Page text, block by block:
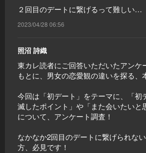
２回目のデートに繋げるって難しい…
2023/04/28 06:56
照沼 詩織
東カレ読者にご回答いただいたアンケ
もとに、男女の恋愛観の違いを探る、
今回は「初デート」をテーマに、「初
滅したポイント」や「また会いたいと
について、アンケート調査！
なかなか2回目のデートに繋げられな
方、必見です！